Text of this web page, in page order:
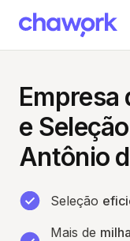
Empresa
e
Antônio
Seleção
Mais de